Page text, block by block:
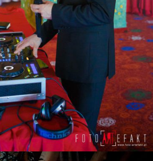
POWIĘKSZENIE